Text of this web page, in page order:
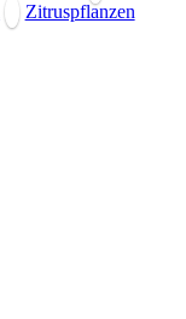
Zitruspflanzen